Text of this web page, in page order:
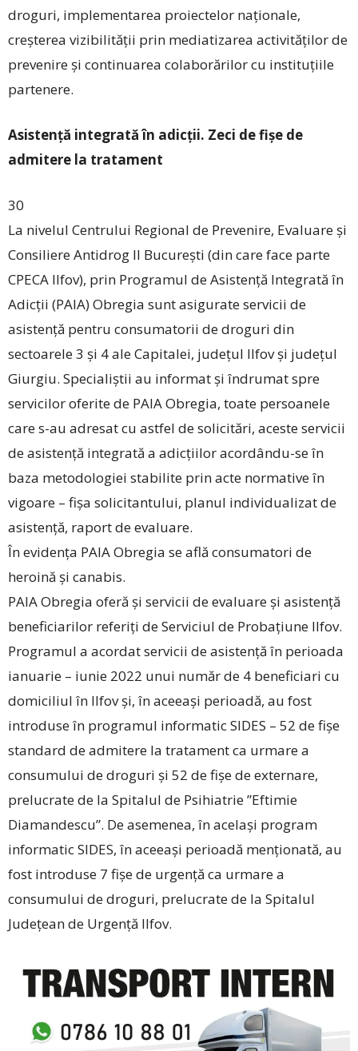
droguri, implementarea proiectelor naționale,
creșterea vizibilității prin mediatizarea activităților de
prevenire și continuarea colaborărilor cu instituțiile
partenere.
Asistență integrată în adicții. Zeci de fișe de
admitere la tratament
30
La nivelul Centrului Regional de Prevenire, Evaluare și
Consiliere Antidrog II București (din care face parte
CPECA Ilfov), prin Programul de Asistență Integrată în
Adicții (PAIA) Obregia sunt asigurate servicii de
asistență pentru consumatorii de droguri din
sectoarele 3 și 4 ale Capitalei, județul Ilfov și județul
Giurgiu. Specialiștii au informat și îndrumat spre
servicilor oferite de PAIA Obregia, toate persoanele
care s-au adresat cu astfel de solicitări, aceste servicii
de asistență integrată a adicțiilor acordându-se în
baza metodologiei stabilite prin acte normative în
vigoare – fișa solicitantului, planul individualizat de
asistență, raport de evaluare.
În evidența PAIA Obregia se află consumatori de
heroină și canabis.
PAIA Obregia oferă și servicii de evaluare și asistență
beneficiarilor referiți de Serviciul de Probațiune Ilfov.
Programul a acordat servicii de asistență în perioada
ianuarie – iunie 2022 unui număr de 4 beneficiari cu
domiciliul în Ilfov și, în aceeași perioadă, au fost
introduse în programul informatic SIDES – 52 de fișe
standard de admitere la tratament ca urmare a
consumului de droguri și 52 de fișe de externare,
prelucrate de la Spitalul de Psihiatrie ”Eftimie
Diamandescu”. De asemenea, în același program
informatic SIDES, în aceeași perioadă menționată, au
fost introduse 7 fișe de urgență ca urmare a
consumului de droguri, prelucrate de la Spitalul
Județean de Urgență Ilfov.